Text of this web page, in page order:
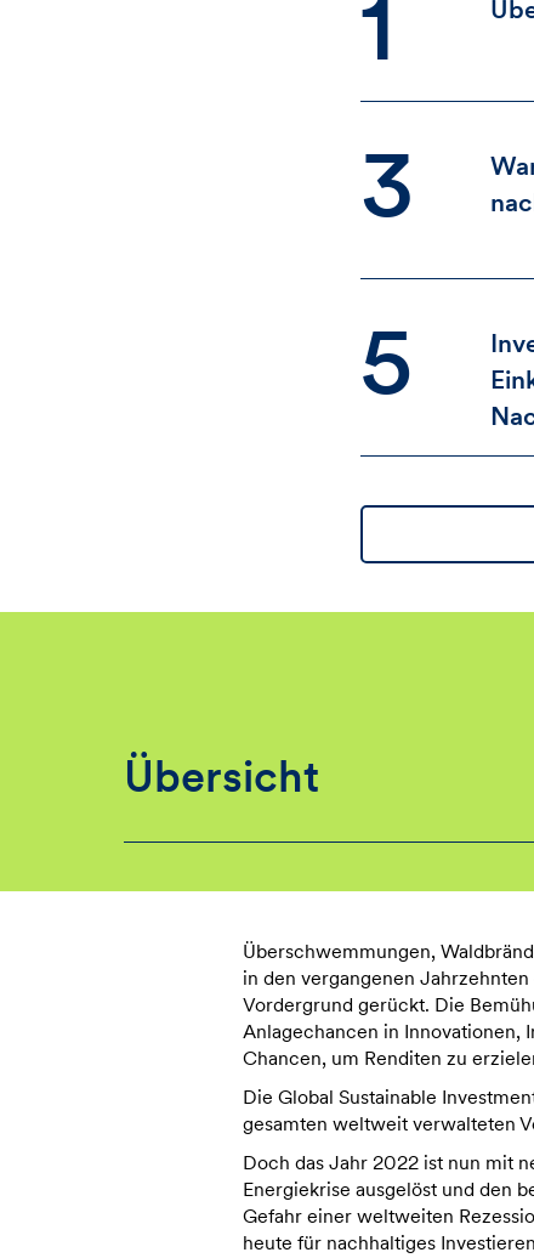
1
3
5
Übersicht
Überschwemmungen,
in den vergangenen
Vordergrund gerückt. Die
Anlagechancen in Innovationen,
Chancen, um Renditen zu
Die Global Sustainable
gesamten weltweit verwalteten
Doch das Jahr 2022 ist nun mit
Energiekrise ausgelöst und den
Gefahr einer weltweiten
heute für nachhaltiges